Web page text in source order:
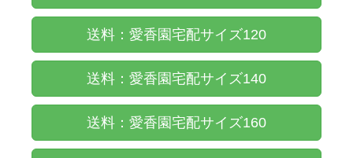
送料：愛香園宅配サイズ120
送料：愛香園宅配サイズ140
送料：愛香園宅配サイズ160